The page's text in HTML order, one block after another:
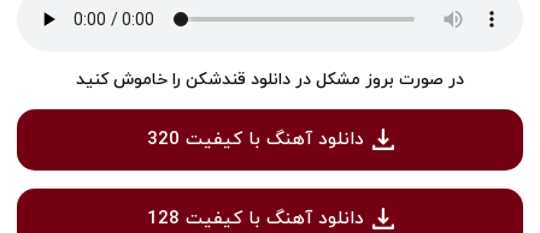
در صورت بروز مشکل در دانلود قندشکن را خاموش کنید
دانلود آهنگ با کیفیت 320
دانلود آهنگ با کیفیت 128